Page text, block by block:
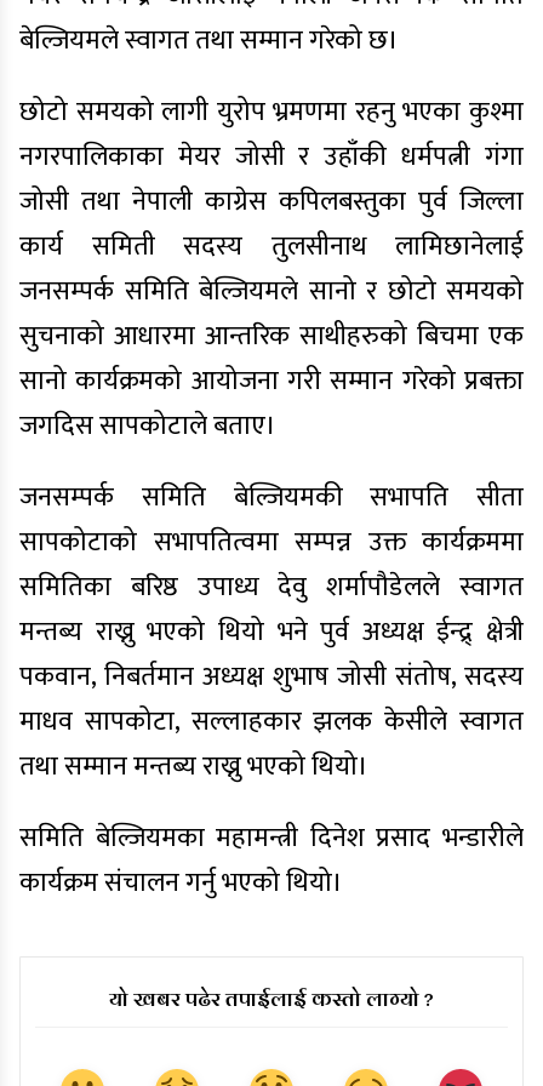
बेल्जियमले स्वागत तथा सम्मान गरेको छ।
छोटो समयको लागी युरोप भ्रमणमा रहनु भएका कुश्मा
नगरपालिकाका मेयर जोसी र उहाँकी धर्मपत्नी गंगा
जोसी तथा नेपाली काग्रेस कपिलबस्तुका पुर्व जिल्ला
कार्य समिती सदस्य तुलसीनाथ लामिछानेलाई
जनसम्पर्क समिति बेल्जियमले सानो र छोटो समयको
सुचनाको आधारमा आन्तरिक साथीहरुको बिचमा एक
सानो कार्यक्रमको आयोजना गरी सम्मान गरेको प्रबक्ता
जगदिस सापकोटाले बताए।
जनसम्पर्क समिति बेल्जियमकी सभापति सीता
सापकोटाको सभापतित्वमा सम्पन्न उक्त कार्यक्रममा
समितिका बरिष्ठ उपाध्य देवु शर्मापौडेलले स्वागत
मन्तब्य राख्नु भएको थियो भने पुर्व अध्यक्ष ईन्द्र् क्षेत्री
पकवान, निबर्तमान अध्यक्ष शुभाष जोसी संतोष, सदस्य
माधव सापकोटा, सल्लाहकार झलक केसीले स्वागत
तथा सम्मान मन्तब्य राख्नु भएको थियो।
समिति बेल्जियमका महामन्त्री दिनेश प्रसाद भन्डारीले
कार्यक्रम संचालन गर्नु भएको थियो।
यो खबर पढेर तपाईलाई कस्तो लाग्यो ?